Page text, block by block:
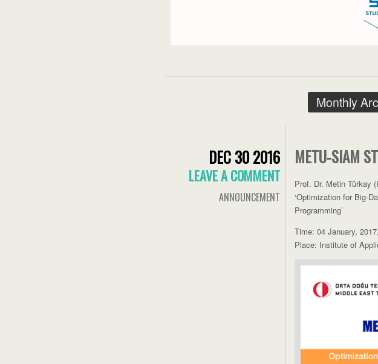
Monthly
DEC 30 2016
LEAVE A COMMENT
ANNOUNCEMENT
METU-SIAM
Prof. Dr. Metin Türkay
‘Optimization for Big-
Programming’
Time: 04 January,
Place: Institute of